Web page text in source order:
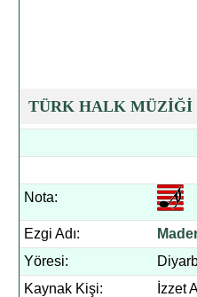
TÜRK HALK MÜZİĞİ
Nota:
Ezgi Adı:
Yöresi:
Kaynak Kişi:
İzzet